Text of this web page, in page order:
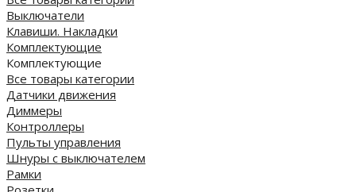
Выключатели
Клавиши. Накладки
Комплектующие
Комплектующие
Все товары категории
Датчики движения
Диммеры
Контроллеры
Пульты управления
Шнуры с выключателем
Рамки